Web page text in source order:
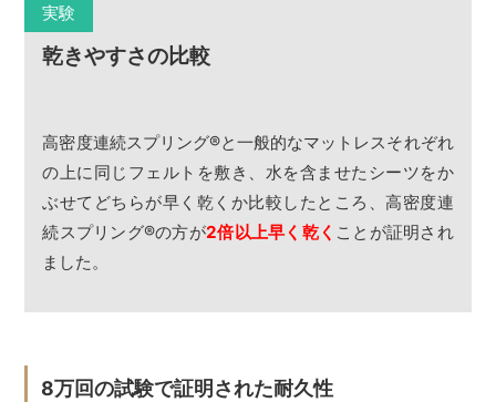
実験
乾きやすさの比較
高密度連続スプリング®と一般的なマットレスそれぞれ
の上に同じフェルトを敷き、水を含ませたシーツをか
ぶせてどちらが早く乾くか比較したところ、高密度連
続スプリング®の方が2倍以上早く乾く ことが証明され
ました。
8万回の試験で証明された耐久性